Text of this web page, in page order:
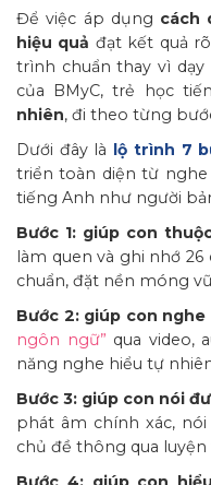
Để việc áp dụng cách
hiệu quả đạt kết quả
trình chuẩn thay vì
của BMyC, trẻ học
nhiên, đi theo từng
Dưới đây là lộ trình 7
triển toàn diện từ
tiếng Anh như người
Bước 1: giúp con
làm quen và ghi nhớ
chuẩn, đặt nền móng
Bước 2: giúp con
ngôn ngữ” qua video,
năng nghe hiểu tự
Bước 3: giúp con nói
phát âm chính xác,
chủ đề thông qua luyện